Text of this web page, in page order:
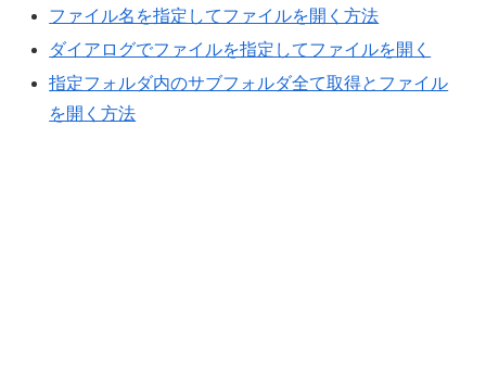
ファイル名を指定してファイルを開く方法
ダイアログでファイルを指定してファイルを開く
指定フォルダ内のサブフォルダ全て取得とファイル
を開く方法